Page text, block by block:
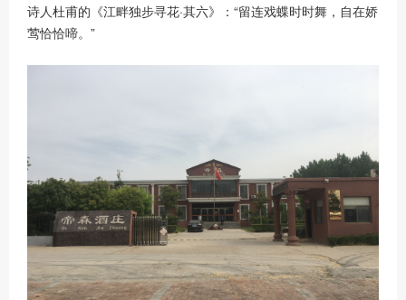
诗人杜甫的《江畔独步寻花·其六》：“留连戏蝶时时舞，自在娇
莺恰恰啼。”